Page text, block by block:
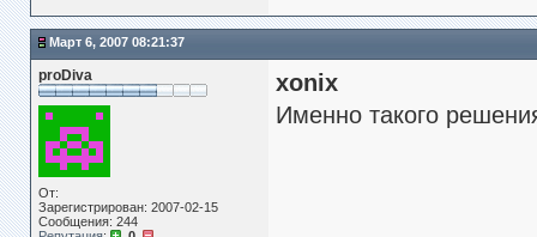
Март 6, 2007 08:21:37
proDiva
От:
Зарегистрирован: 2007-02-15
Сообщения: 244
xonix
Именно такого